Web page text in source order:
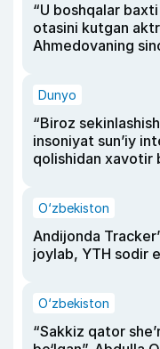
“U boshqalar
otasini kutgan
Ahmedovaning
Dunyo
“Biroz
insoniyat sun’iy
qolishidan xavotir
O‘zbekiston
Andijonda
joylab, YTH sodir
O‘zbekiston
“Sakkiz qator